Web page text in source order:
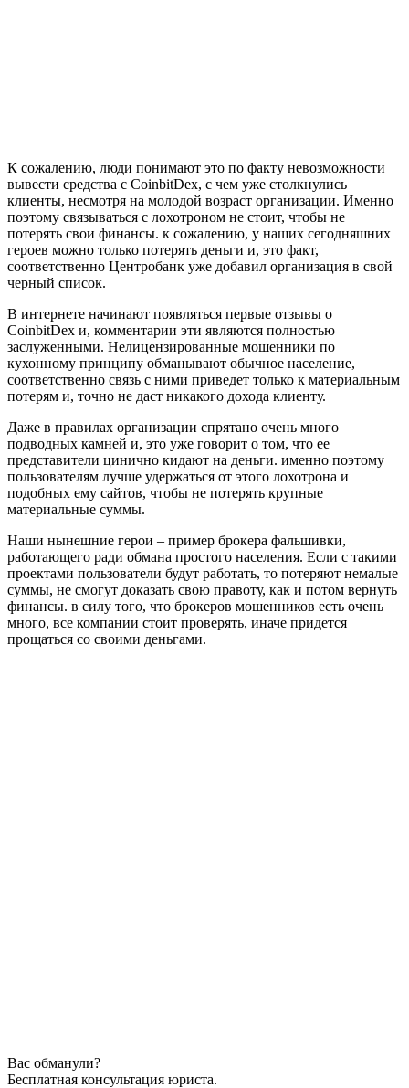
К сожалению, люди понимают это по факту невозможности
вывести средства с CoinbitDex, с чем уже столкнулись
клиенты, несмотря на молодой возраст организации. Именно
поэтому связываться с лохотроном не стоит, чтобы не
потерять свои финансы. к сожалению, у наших сегодняшних
героев можно только потерять деньги и, это факт,
соответственно Центробанк уже добавил организация в свой
черный список.
В интернете начинают появляться первые отзывы о
CoinbitDex и, комментарии эти являются полностью
заслуженными. Нелицензированные мошенники по
кухонному принципу обманывают обычное население,
соответственно связь с ними приведет только к материальным
потерям и, точно не даст никакого дохода клиенту.
Даже в правилах организации спрятано очень много
подводных камней и, это уже говорит о том, что ее
представители цинично кидают на деньги. именно поэтому
пользователям лучше удержаться от этого лохотрона и
подобных ему сайтов, чтобы не потерять крупные
материальные суммы.
Наши нынешние герои – пример брокера фальшивки,
работающего ради обмана простого населения. Если с такими
проектами пользователи будут работать, то потеряют немалые
суммы, не смогут доказать свою правоту, как и потом вернуть
финансы. в силу того, что брокеров мошенников есть очень
много, все компании стоит проверять, иначе придется
прощаться со своими деньгами.
Вас обманули?
Бесплатная консультация юриста.